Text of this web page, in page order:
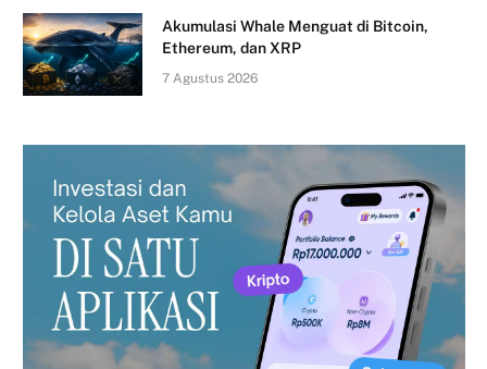
Akumulasi Whale Menguat di Bitcoin,
Ethereum, dan XRP
7 Agustus 2026